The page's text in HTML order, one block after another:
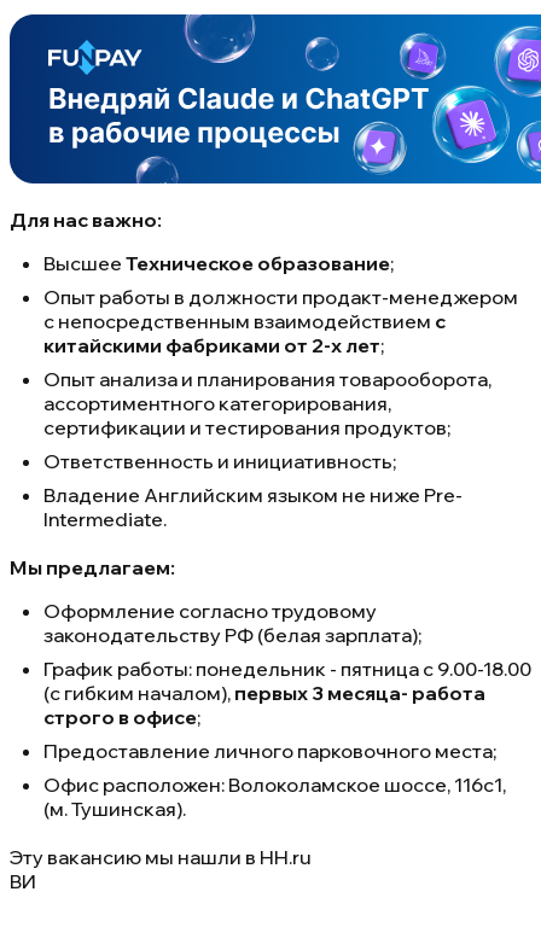
Для нас важно:
Высшее Техническое образование;
Опыт работы в должности продакт-менеджером
с непосредственным взаимодействием с
китайскими фабриками от 2-х лет;
Опыт анализа и планирования товарооборота,
ассортиментного категорирования,
сертификации и тестирования продуктов;
Ответственность и инициативность;
Владение Английским языком не ниже Pre-
Intermediate.
Мы предлагаем:
Оформление согласно трудовому
законодательству РФ (белая зарплата);
График работы: понедельник - пятница с 9.00-18.00
(с гибким началом), первых 3 месяца- работа
строго в офисе;
Предоставление личного парковочного места;
Офис расположен: Волоколамское шоссе, 116с1,
(м. Тушинская).
Эту вакансию мы нашли в HH.ru
ВИ